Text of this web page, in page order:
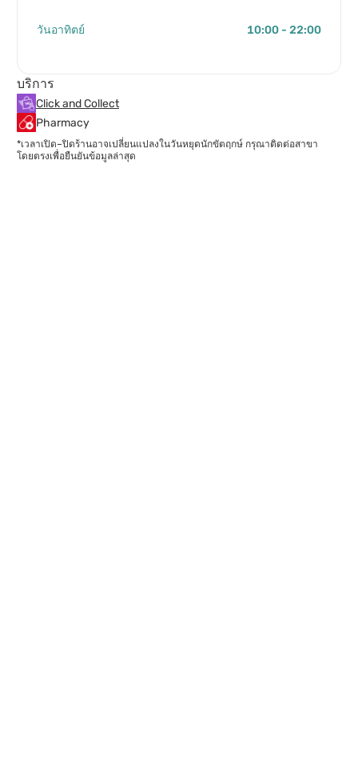
วันอาทิตย์ 10:00 - 22:00
บริการ
Click and Collect
Pharmacy
*เวลาเปิด–ปิดร้านอาจเปลี่ยนแปลงในวันหยุดนักขัตฤกษ์ กรุณาติดต่อสาขา
โดยตรงเพื่อยืนยันข้อมูลล่าสุด